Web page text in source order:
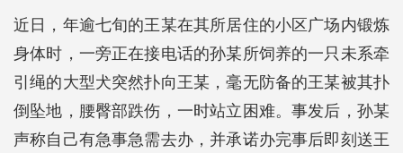
近日，年逾七旬的王某在其所居住的小区广场内锻炼
身体时，一旁正在接电话的孙某所饲养的一只未系牵
引绳的大型犬突然扑向王某，毫无防备的王某被其扑
倒坠地，腰臀部跌伤，一时站立困难。事发后，孙某
声称自己有急事急需去办，并承诺办完事后即刻送王